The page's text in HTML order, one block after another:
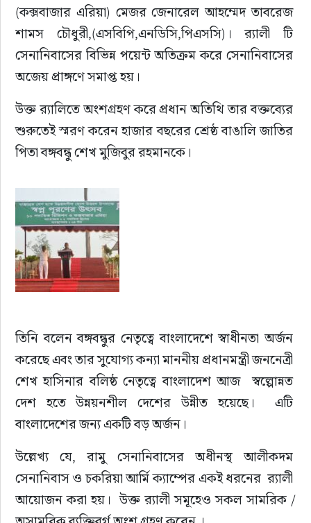
(কক্সবাজার এরিয়া) মেজর জেনারেল আহম্মেদ তাবরেজ
শামস চৌধুরী,(এসবিপি,এনডিসি,পিএসসি)। র‍্যালী টি
সেনানিবাসের বিভিন্ন পয়েন্ট অতিক্রম করে সেনানিবাসের
অজেয় প্রাঙ্গণে সমাপ্ত হয়।
উক্ত র‍্যালিতে অংশগ্রহণ করে প্রধান অতিথি তার বক্তব্যের
শুরুতেই স্মরণ করেন হাজার বছরের শ্রেষ্ঠ বাঙালি জাতির
পিতা বঙ্গবন্ধু শেখ মুজিবুর রহমানকে।
তিনি বলেন বঙ্গবন্ধুর নেতৃত্বে বাংলাদেশে স্বাধীনতা অর্জন
করেছে এবং তার সুযোগ্য কন্যা মাননীয় প্রধানমন্ত্রী জননেত্রী
শেখ হাসিনার বলিষ্ঠ নেতৃত্বে বাংলাদেশ আজ  স্বল্পোন্নত
দেশ হতে উন্নয়নশীল দেশের উন্নীত হয়েছে।  এটি
বাংলাদেশের জন্য একটি বড় অর্জন।
উল্লেখ্য যে, রামু সেনানিবাসের অধীনস্থ আলীকদম
সেনানিবাস ও চকরিয়া আর্মি ক্যাম্পের একই ধরনের  র‍্যালী
আয়োজন করা হয়।  উক্ত র‍্যালী সমূহেও সকল সামরিক /